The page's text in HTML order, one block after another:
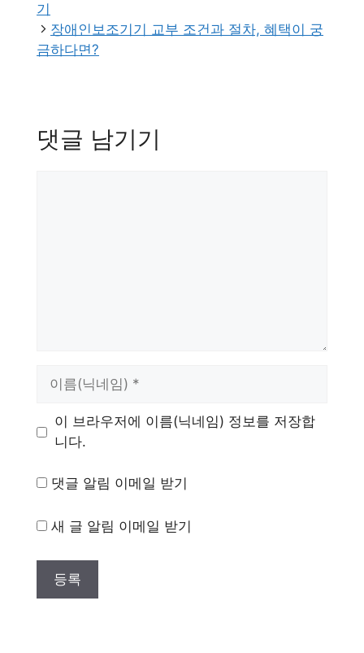
기
장애인보조기기 교부 조건과 절차, 혜택이 궁
금하다면?
댓글 남기기
이 브라우저에 이름(닉네임) 정보를 저장합
니다.
댓글 알림 이메일 받기
새 글 알림 이메일 받기